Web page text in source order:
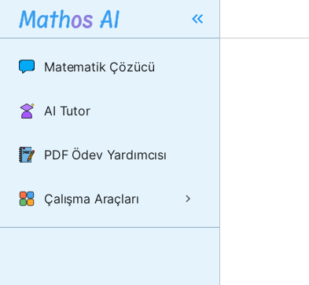
Matematik Çözücü
AI Tutor
PDF Ödev Yardımcısı
Çalışma Araçları